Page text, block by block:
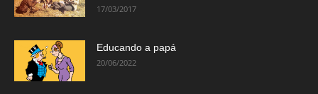
17/03/2017
Educando a papá
20/06/2022